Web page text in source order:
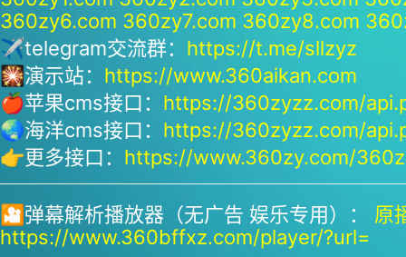
360zy6.com 360zy7.com 360zy8.com
✈telegram交流群： https://t.me/sllzyz
🎇演示站： https://www.360aikan.com
🍎苹果cms接口： https://360zyzz.com/
🌏海洋cms接口： https://360zyzz.com/
👉更多接口： https://www.360zy.com/
🎦弹幕解析播放器（无广告 娱乐专用）： 原
https://www.360bffxz.com/player/?url=